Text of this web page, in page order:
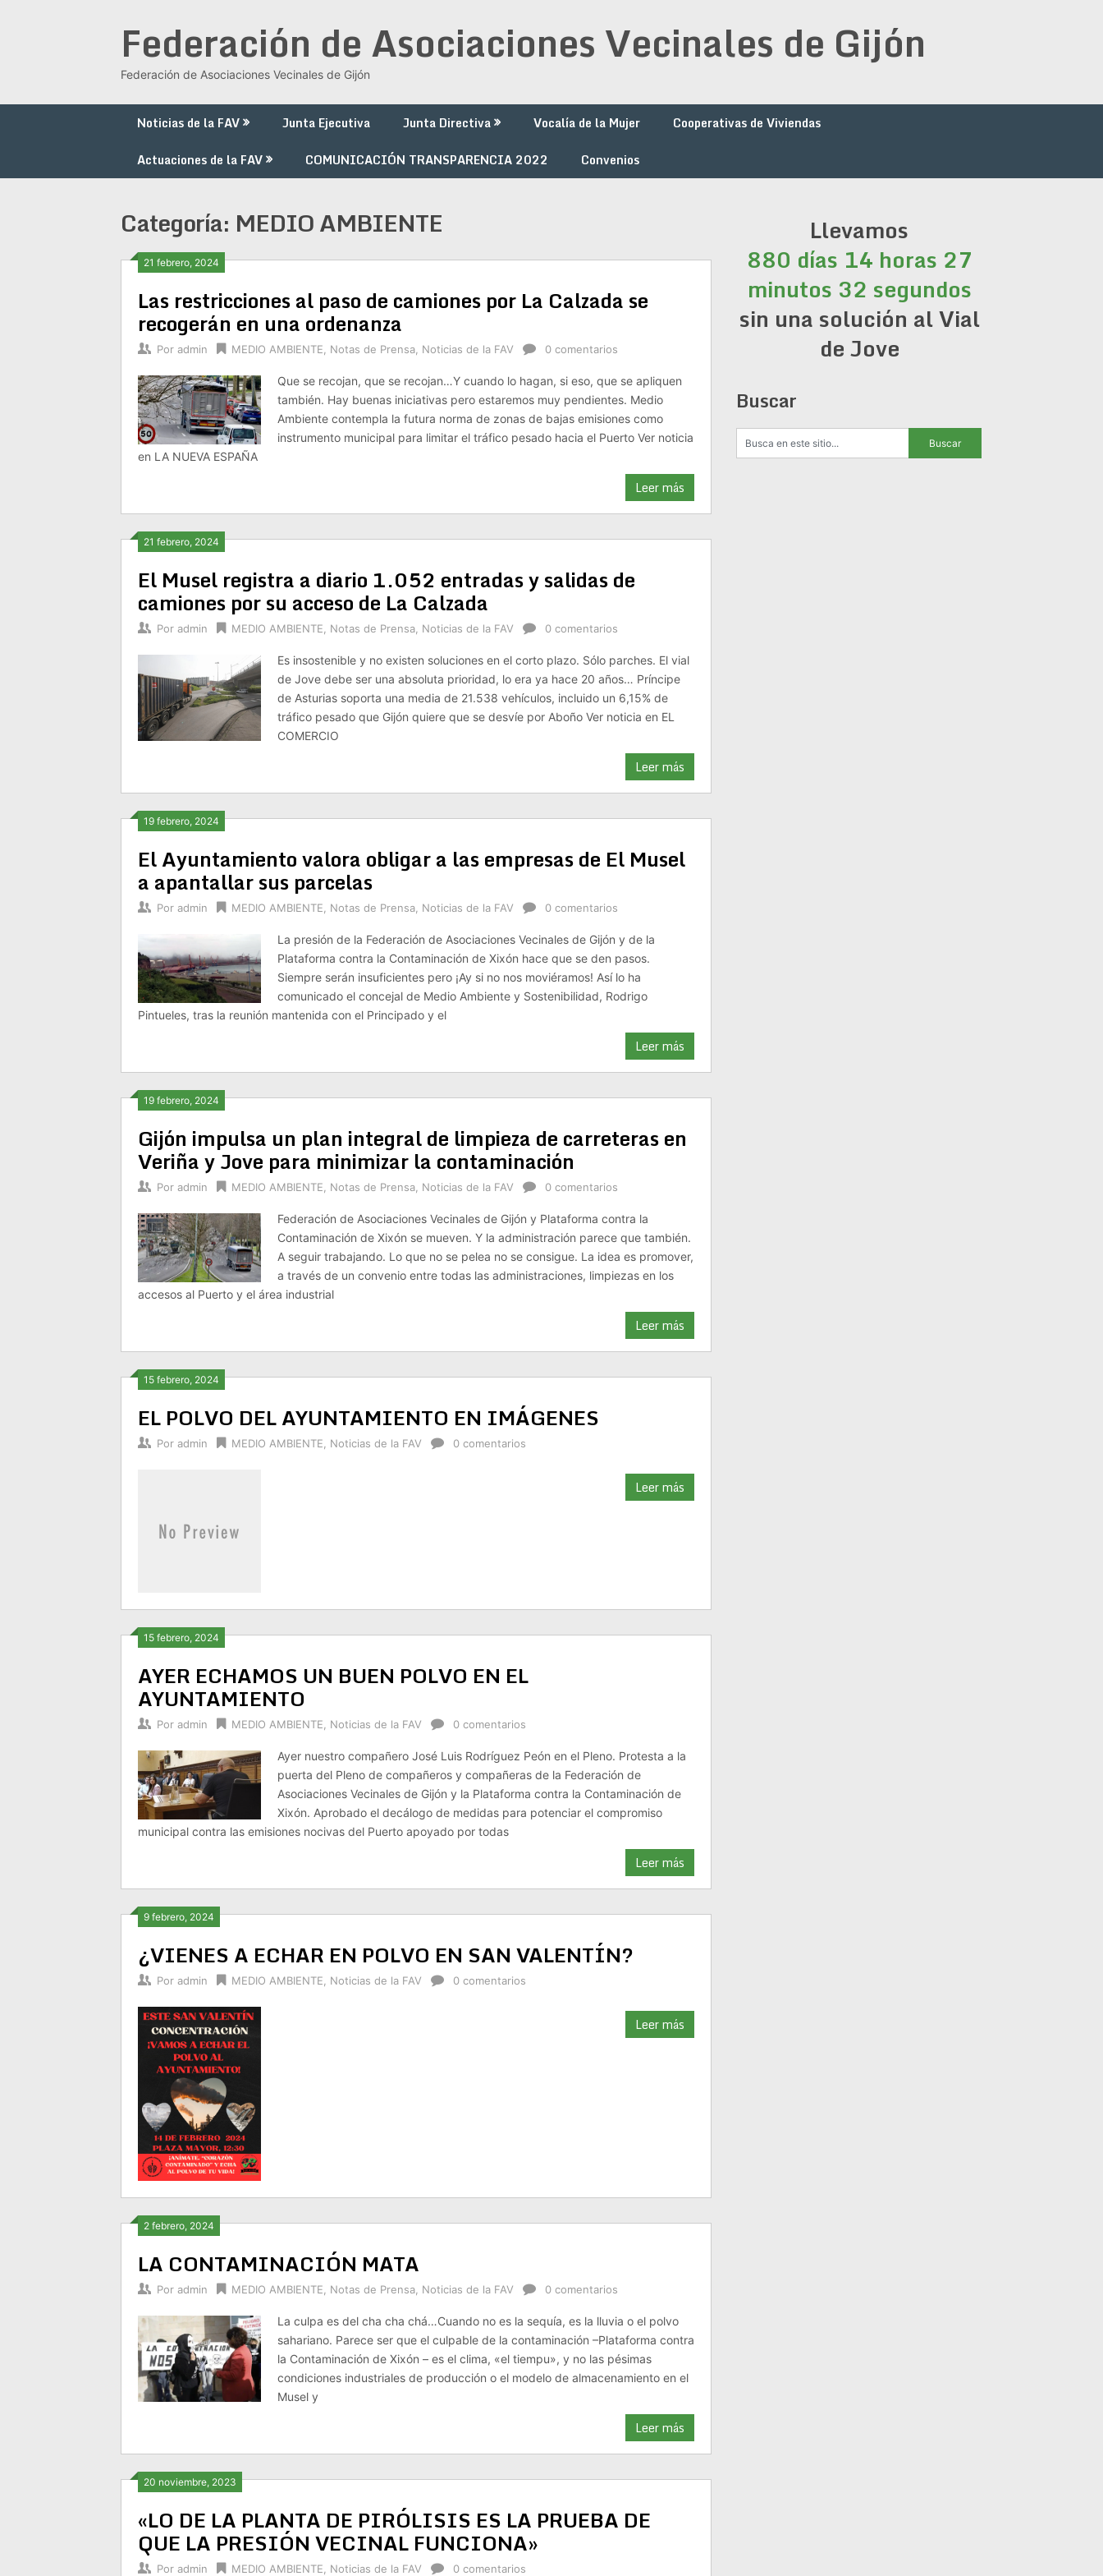
Federación de Asociaciones Vecinales de Gijón
Federación de Asociaciones Vecinales de Gijón
Noticias de la FAV Junta Ejecutiva Junta Directiva Vocalía de la Mujer
Cooperativas de Viviendas
Actuaciones de la FAV
COMUNICACIÓN TRANSPARENCIA 2022 Convenios
Categoría: MEDIO AMBIENTE
21 febrero, 2024
Las restricciones al paso de camiones por La Calzada se
recogerán en una ordenanza
Por admin MEDIO AMBIENTE Notas de Prensa Noticias de la FAV 0 comentarios
Que se recojan, que se recojan…Y cuando lo hagan, si eso, que se apliquen
también. Hay buenas iniciativas pero estaremos muy pendientes. Medio
Ambiente contempla la futura norma de zonas de bajas emisiones como
instrumento municipal para limitar el tráfico pesado hacia el Puerto Ver noticia
en LA NUEVA ESPAÑA
Leer más
21 febrero, 2024
El Musel registra a diario 1.052 entradas y salidas de
camiones por su acceso de La Calzada
Por admin MEDIO AMBIENTE Notas de Prensa Noticias de la FAV 0 comentarios
Es insostenible y no existen soluciones en el corto plazo. Sólo parches. El vial
de Jove debe ser una absoluta prioridad, lo era ya hace 20 años… Príncipe
de Asturias soporta una media de 21.538 vehículos, incluido un 6,15% de
tráfico pesado que Gijón quiere que se desvíe por Aboño Ver noticia en EL
COMERCIO
Leer más
19 febrero, 2024
El Ayuntamiento valora obligar a las empresas de El Musel
a apantallar sus parcelas
Por admin MEDIO AMBIENTE Notas de Prensa Noticias de la FAV 0 comentarios
La presión de la Federación de Asociaciones Vecinales de Gijón y de la
Plataforma contra la Contaminación de Xixón hace que se den pasos.
Siempre serán insuficientes pero ¡Ay si no nos moviéramos! Así lo ha
comunicado el concejal de Medio Ambiente y Sostenibilidad, Rodrigo
Pintueles, tras la reunión mantenida con el Principado y el
Leer más
19 febrero, 2024
Gijón impulsa un plan integral de limpieza de carreteras en
Veriña y Jove para minimizar la contaminación
Por admin MEDIO AMBIENTE Notas de Prensa Noticias de la FAV 0 comentarios
Federación de Asociaciones Vecinales de Gijón y Plataforma contra la
Contaminación de Xixón se mueven. Y la administración parece que también.
A seguir trabajando. Lo que no se pelea no se consigue. La idea es promover,
a través de un convenio entre todas las administraciones, limpiezas en los
accesos al Puerto y el área industrial
Leer más
15 febrero, 2024
EL POLVO DEL AYUNTAMIENTO EN IMÁGENES
Por admin MEDIO AMBIENTE Noticias de la FAV 0 comentarios
Leer más
15 febrero, 2024
AYER ECHAMOS UN BUEN POLVO EN EL
AYUNTAMIENTO
Por admin MEDIO AMBIENTE Noticias de la FAV 0 comentarios
Ayer nuestro compañero José Luis Rodríguez Peón en el Pleno. Protesta a la
puerta del Pleno de compañeros y compañeras de la Federación de
Asociaciones Vecinales de Gijón y la Plataforma contra la Contaminación de
Xixón. Aprobado el decálogo de medidas para potenciar el compromiso
municipal contra las emisiones nocivas del Puerto apoyado por todas
Leer más
9 febrero, 2024
¿VIENES A ECHAR EN POLVO EN SAN VALENTÍN?
Por admin MEDIO AMBIENTE Noticias de la FAV 0 comentarios
Leer más
2 febrero, 2024
LA CONTAMINACIÓN MATA
Por admin MEDIO AMBIENTE, Notas de Prensa, Noticias de la FAV 0 comentarios
La culpa es del cha cha chá…Cuando no es la sequía, es la lluvia o el polvo
sahariano. Parece ser que el culpable de la contaminación –Plataforma contra
la Contaminación de Xixón – es el clima, «el tiempu», y no las pésimas
condiciones industriales de producción o el modelo de almacenamiento en el
Musel y
Leer más
20 noviembre, 2023
«LO DE LA PLANTA DE PIRÓLISIS ES LA PRUEBA DE
QUE LA PRESIÓN VECINAL FUNCIONA»
Por admin MEDIO AMBIENTE, Noticias de la FAV 0 comentarios
Llevamos
880 días 14 horas 27
minutos 32 segundos
sin una solución al Vial
de Jove
Buscar